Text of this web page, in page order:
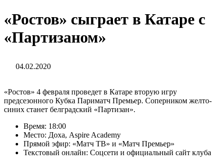
«Ростов» сыграет в Катаре с
«Партизаном»
04.02.2020
«Ростов» 4 февраля проведет в Катаре вторую игру
предсезонного Кубка Париматч Премьер. Соперником желто-
синих станет белградский «Партизан».
Время: 18:00
Место: Доха, Aspire Academy
Прямой эфир: «Матч ТВ» и «Матч Премьер»
Текстовый онлайн: Соцсети и официальный сайт клуба